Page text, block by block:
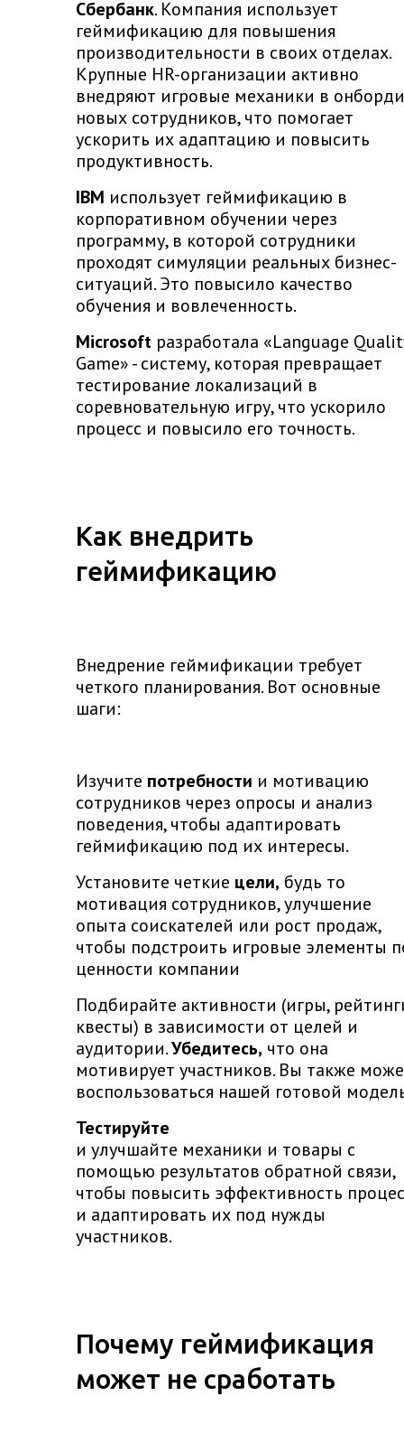
Сбербанк. Компания использует
геймификацию для повышения
производительности в своих отделах.
Крупные HR-организации активно
внедряют игровые механики в
новых сотрудников, что помогает
ускорить их адаптацию и повысить
продуктивность.
IBM использует геймификацию в
корпоративном обучении через
программу, в которой сотрудники
проходят симуляции реальных бизнес-
ситуаций. Это повысило качество
обучения и вовлеченность.
Microsoft разработала «Language
Game» - систему, которая превращает
тестирование локализаций в
соревновательную игру, что ускорило
процесс и повысило его точность.
Как внедрить
геймификацию
Внедрение геймификации требует
четкого планирования. Вот основные
шаги:
Изучите потребности и мотивацию
сотрудников через опросы и анализ
поведения, чтобы адаптировать
геймификацию под их интересы.
Установите четкие цели, будь то
мотивация сотрудников, улучшение
опыта соискателей или рост продаж,
чтобы подстроить игровые элементы
ценности компании
Подбирайте активности (игры,
квесты) в зависимости от целей и
аудитории.Убедитесь, что она
мотивирует участников. Вы также
воспользоваться нашей готовой
Тестируйте
и улучшайте механики и товары с
помощью результатов обратной связи,
чтобы повысить эффективность
и адаптировать их под нужды
участников.
Почему геймификация
может не сработать